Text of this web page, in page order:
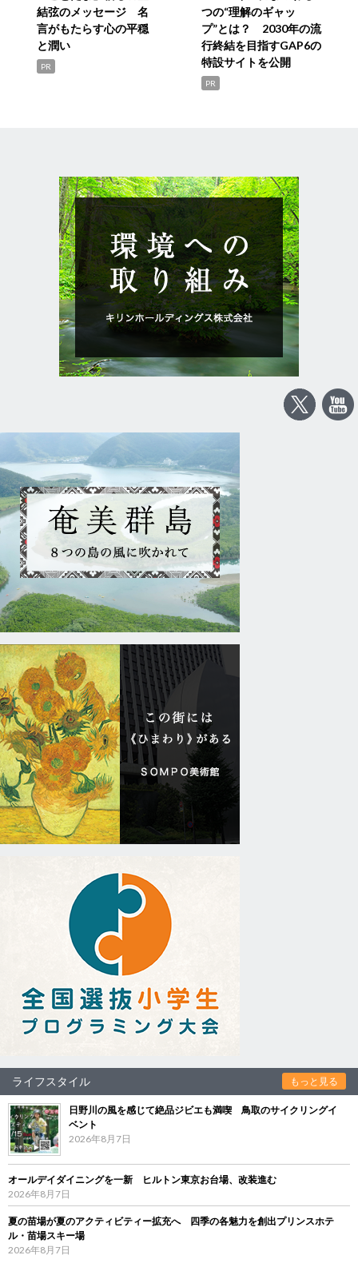
結弦のメッセージ 名
言がもたらす心の平穏
と潤い
PR
つの“理解のギャッ
プ”とは？ 2030年の流
行終結を目指すGAP6の
特設サイトを公開
PR
ライフスタイル もっと見る
日野川の風を感じて絶品ジビエも満喫 鳥取のサイクリングイ
ベント
2026年8月7日
オールデイダイニングを一新 ヒルトン東京お台場、改装進む
2026年8月7日
夏の苗場が夏のアクティビティー拡充へ 四季の各魅力を創出プリンスホテ
ル・苗場スキー場
2026年8月7日